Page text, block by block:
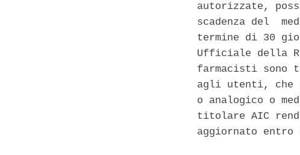
autorizzate,
scadenza del
termine di 30
Ufficiale della
farmacisti sono
agli utenti, che
o analogico o
titolare AIC
aggiornato entro